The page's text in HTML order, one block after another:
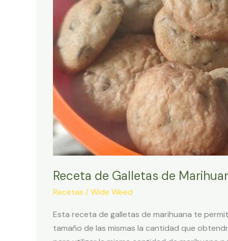
Receta de Galletas de
Recetas /Wide Weed
Esta receta de galletas de marihuana te
tamaño de las mismas la cantidad que